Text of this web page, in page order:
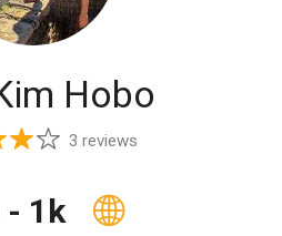
Hobo
3 reviews
- 1k